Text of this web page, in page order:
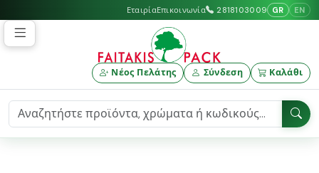
ΕταιρίαΕπικοινωνία 2818103009 GR EN
Νέος Πελάτης Σύνδεση Καλάθι